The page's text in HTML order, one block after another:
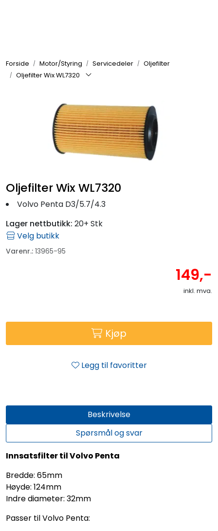
Forside Motor/Styring Servicedeler
Oljefilter
Oljefilter Wix WL7320
Oljefilter Wix WL7320
Volvo Penta D3/5.7/4.3
Lager nettbutikk: 20+ Stk
Velg butikk
Varenr.: 13965-95
149,-
inkl. mva.
Kjøp
Legg til favoritter
Beskrivelse
Spørsmål og svar
Innsatsfilter til Volvo Penta
Bredde: 65mm
Høyde: 124mm
Indre diameter: 32mm
Passer til Volvo Penta:
Elektrisk
Bygg/Innredning
Komfort
Motor/Styring
Fortøyning
Fritid/Sikkerhet